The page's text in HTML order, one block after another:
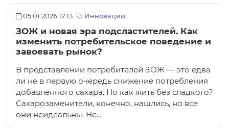
05.01.2026 12:13 Инновации
ЗОЖ и новая эра подсластителей. Как
изменить потребительское поведение и
завоевать рынок?
В представлении потребителей ЗОЖ — это едва
ли не в первую очередь снижение потребления
добавленного сахара. Но как жить без сладкого?
Сахарозаменители, конечно, нашлись, но все
они неидеальны. Не…